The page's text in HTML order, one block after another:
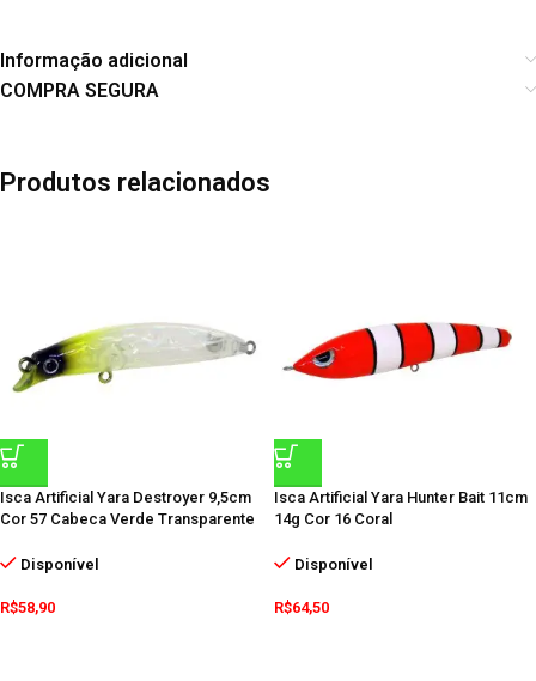
Informação adicional
COMPRA SEGURA
Produtos relacionados
Isca Artificial Yara Destroyer 9,5cm
Cor 57 Cabeca Verde Transparente
Disponível
R$58,90
Isca Artificial Yara Hunter Bait 11cm
14g Cor 16 Coral
Disponível
R$64,50